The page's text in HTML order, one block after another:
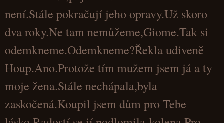
není.Stále pokračují jeho opravy.Už skoro
dva roky.Ne tam nemůžeme,Giome.Tak si
odemkneme.Odemkneme?Řekla udiveně
Houp.Ano.Protože tím mužem jsem já a ty
moje žena.Stále nechápala,byla
zaskočená.Koupil jsem dům pro Tebe